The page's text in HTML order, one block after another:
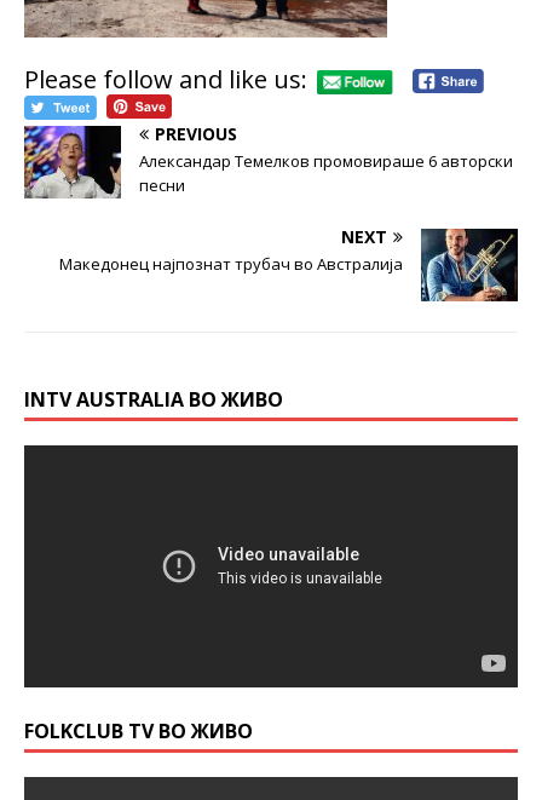
Please follow and like us:
PREVIOUS
Александар Темелков промовираше 6 авторски
песни
NEXT
Македонец наjпознат трубач во Австралија
INTV AUSTRALIA ВО ЖИВО
FOLKCLUB TV ВО ЖИВО